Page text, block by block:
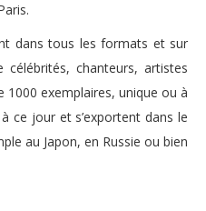
dans tous les formats et sur
chanteurs, artistes
exemplaires, unique ou à
ce jour et s’exportent dans le
au Japon, en Russie ou bien